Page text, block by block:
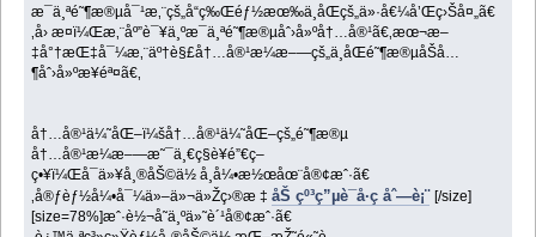
æ¯ä¸ªé˜¶æ®µå¯¹æ‚¨çš„å“ç‰Œéƒ½æœ‰ä¸åŒçš„ä»·å€¼å’Œç›Šå¤„ã€
‚å› æ­¤ï¼Œæ‚¨åº”è¯¥ä¸ºæ¯ä¸ªé˜¶æ®µåˆ›å»ºå†…å®¹ã€‚æœ¬æ–
‡å°†æŒ‡å¯¼æ‚¨äº†è§£å†…å®¹æ¼æ–—çš„ä¸åŒé˜¶æ®µåŠå…
¶åˆ›å»ºæ­¥éª¤ã€‚
å†…å®¹ä¼˜åŒ–ï¼šå†…å®¹ä¼˜åŒ–çš„é˜¶æ®µ
å†…å®¹æ¼æ–—æ˜¯ä¸€ç§è¥é”€ç­–
ç•¥ï¼Œå¯ä»¥å¸®åŠ©ä½ å¸å¼•æ½œåœ¨å®¢æˆ·ã€
‚å®ƒèƒ½å¼•å¯¼ä»–ä»¬ä»Žç›®æ ‡åŠ çº³ç”µè¯å·ç åˆ—è¡¨ [/size]
[size=78%]æˆ·è½¬å˜ä¸ºä»˜è´¹å®¢æˆ·ã€